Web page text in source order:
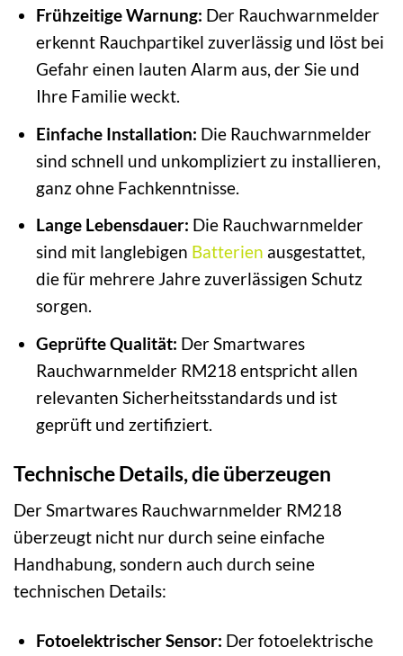
Frühzeitige Warnung: Der Rauchwarnmelder
erkennt Rauchpartikel zuverlässig und löst bei
Gefahr einen lauten Alarm aus, der Sie und
Ihre Familie weckt.
Einfache Installation: Die Rauchwarnmelder
sind schnell und unkompliziert zu installieren,
ganz ohne Fachkenntnisse.
Lange Lebensdauer: Die Rauchwarnmelder
sind mit langlebigen Batterien ausgestattet,
die für mehrere Jahre zuverlässigen Schutz
sorgen.
Geprüfte Qualität: Der Smartwares
Rauchwarnmelder RM218 entspricht allen
relevanten Sicherheitsstandards und ist
geprüft und zertifiziert.
Technische Details, die überzeugen
Der Smartwares Rauchwarnmelder RM218
überzeugt nicht nur durch seine einfache
Handhabung, sondern auch durch seine
technischen Details:
Fotoelektrischer Sensor: Der fotoelektrische